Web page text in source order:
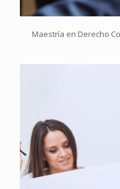
Maestría en Derecho